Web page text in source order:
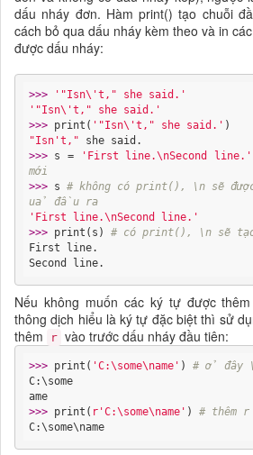
dấu nháy đơn. Hàm print() tạo chuỗi
cách bỏ qua dấu nháy kèm theo và in
được dấu nháy:
>>>
'"Isn\'t," she said.'
'"Isn\'t," she said.'
>>> print( '"Isn\'t," she said.'
"Isn't,"
>>> s = 'First line.\nSecond line.'
mới
>>> s # không có print(), \n sẽ
uả đầu ra
'First line.\nSecond line.'
>>> print(s) # có print(), \n sẽ tạo
First line.
Second line.
Nếu không muốn các ký tự được
thông dịch hiểu là ký tự đặc biệt thì sử
thêm
r vào trước dấu nháy đầu tiên:
>>> print( 'C:\some\name' ) # ở đây
C:\some
ame
>>> print( r'C:\some\name' ) # thêm
C:\some\name